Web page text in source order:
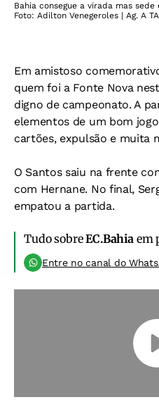
Bahia consegue a virada mas
Foto: Adilton Venegeroles | Ag. A
Em amistoso
quem foi a Fonte Nova
digno de campeonato. A
elementos de um bom
cartões, expulsão e muita
O Santos saiu na frente
com Hernane. No final,
empatou a partida.
Tudo sobreEC.Bahiaem
Entre no canal do